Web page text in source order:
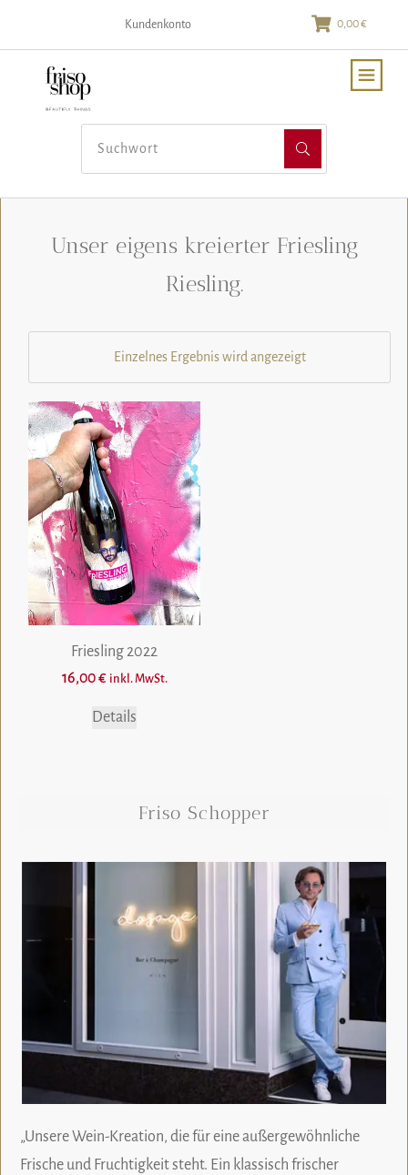
Kundenkonto 0,00 €
Unser eigens kreierter Friesling
Riesling.
Einzelnes Ergebnis wird angezeigt
Friesling 2022
16,00€ inkl. MwSt.
Details
Friso Schopper
„Unsere Wein-Kreation, die für eine außergewöhnliche
Frische und Fruchtigkeit steht. Ein klassisch frischer